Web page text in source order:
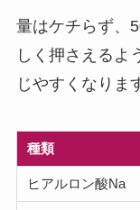
量はケチらず、
しく押さえるよ
じやすくなりま
種類
ヒアルロン酸Na